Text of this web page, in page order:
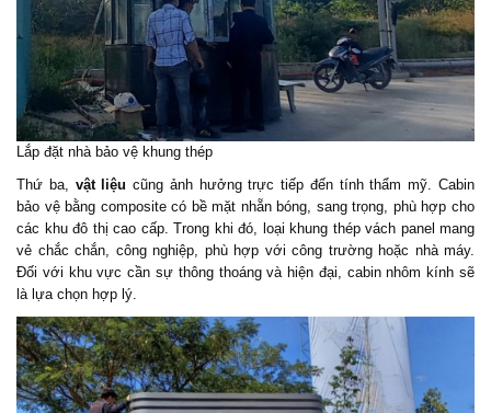
Lắp đặt nhà bảo vệ khung thép
Thứ ba, vật liệu cũng ảnh hưởng trực tiếp đến tính thẩm mỹ. Cabin
bảo vệ bằng composite có bề mặt nhẵn bóng, sang trọng, phù hợp cho
các khu đô thị cao cấp. Trong khi đó, loại khung thép vách panel mang
vẻ chắc chắn, công nghiệp, phù hợp với công trường hoặc nhà máy.
Đối với khu vực cần sự thông thoáng và hiện đại, cabin nhôm kính sẽ
là lựa chọn hợp lý.